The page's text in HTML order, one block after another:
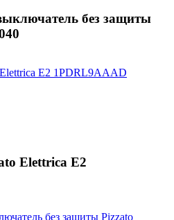
без защиты
Elettrica E2